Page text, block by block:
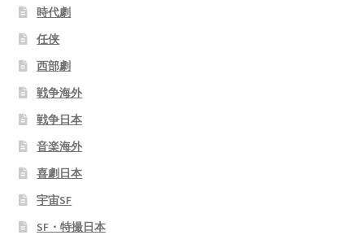
時代劇
任侠
西部劇
戦争海外
戦争日本
音楽海外
喜劇日本
宇宙SF
SF・特撮日本